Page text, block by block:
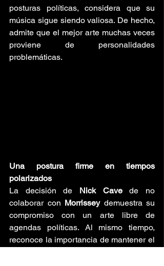
posturas políticas, considera que su
música sigue siendo valiosa. De hecho,
admite que el mejor arte muchas veces
proviene de personalidades
problemáticas.
Una postura firme en tiempos
polarizados
La decisión de Nick Cave de no
colaborar con Morrissey demuestra su
compromiso con un arte libre de
agendas políticas. Al mismo tiempo,
reconoce la importancia de mantener el